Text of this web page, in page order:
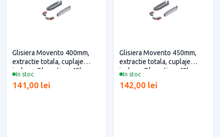
In stoc
Glisiera Movento 400mm,
extractie totala, cuplaje
incluse, Blumotion, 40kg,
eficiente
141,00 lei
In stoc
Glisiera Movento 450mm,
extractie totala, cuplaje
incluse, Blumotion, 40kg,
eficiente
142,00 lei